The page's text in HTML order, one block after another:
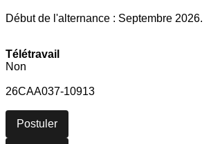
Début de l'alternance : Septembre 2026.
Télétravail
Non
26CAA037-10913
Postuler